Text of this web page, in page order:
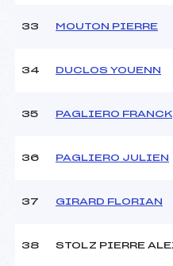
33 MOUTON PIERRE
34 DUCLOS YOUENN
35 PAGLIERO FRANCK
36 PAGLIERO JULIEN
37 GIRARD FLORIAN
38 STOLZ PIERRE